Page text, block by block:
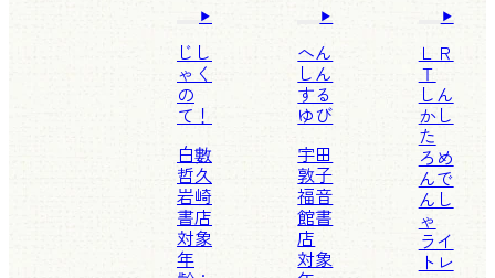
じし
ゃく
の
て！
白數
哲久
岩崎
書店
対象
年
へん
しん
する
ゆび
宇田
敦子
福音
館書
店
対象
ＬＲ
Ｔ
しん
かし
た
ろめ
んで
んし
ゃ
ライ
トレ